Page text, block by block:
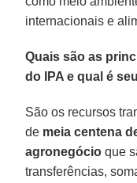
internacionais e
Quais são as
do IPA e qual é
São os recursos
de meia centena
agronegócio que
transferências,